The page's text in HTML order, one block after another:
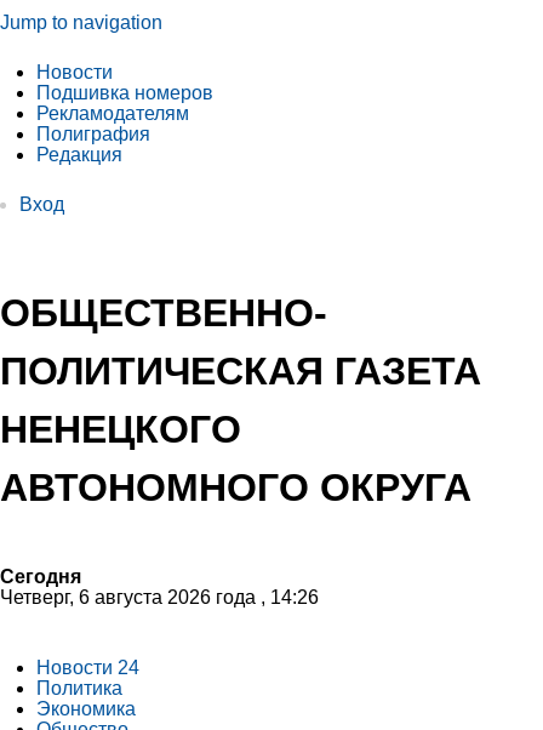
Jump to navigation
Новости
Подшивка номеров
Рекламодателям
Полиграфия
Редакция
Вход
ОБЩЕСТВЕННО-
ПОЛИТИЧЕСКАЯ ГАЗЕТА
НЕНЕЦКОГО
АВТОНОМНОГО ОКРУГА
Сегодня
Четверг, 6 августа 2026 года , 14:26
Новости 24
Политика
Экономика